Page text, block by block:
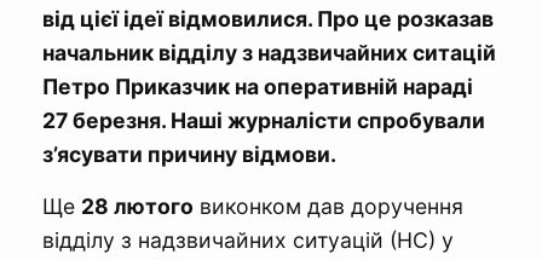
від цієї ідеї відмовилися. Про це розказав
начальник відділу з надзвичайних ситацій
Петро Приказчик на оперативній нараді
27 березня. Наші журналісти спробували
з’ясувати причину відмови.
Ще 28 лютого виконком дав доручення
відділу з надзвичайних ситуацій (НС) у